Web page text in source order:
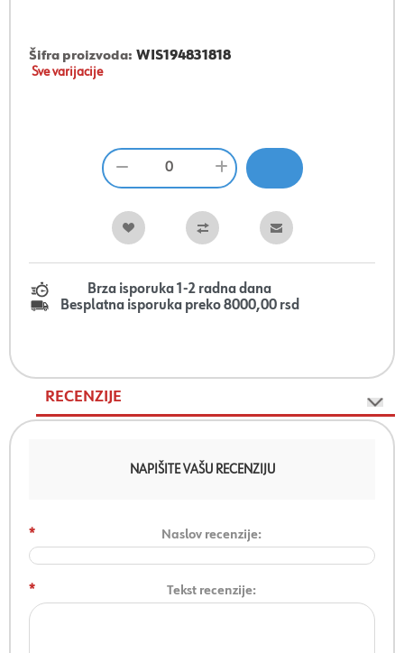
Šifra proizvoda: WIS194831818
Sve varijacije
Brza isporuka 1-2 radna dana
Besplatna isporuka preko 8000,00 rsd
RECENZIJE
NAPIŠITE VAŠU RECENZIJU
Naslov recenzije:
*
Tekst recenzije:
*